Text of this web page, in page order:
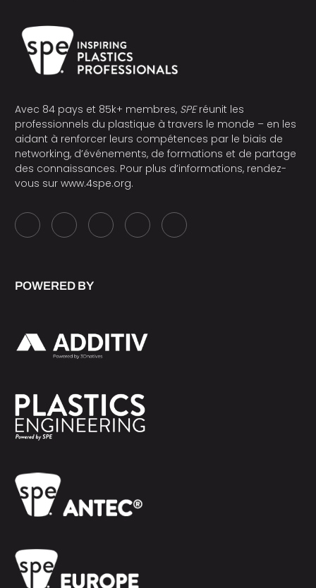
Avec 84 pays et 85k+ membres, SPEréunit les
professionnels du plastique à travers le monde – en les
aidant à renforcer leurs compétences par le biais de
networking, d’événements, de formations et de partage
des connaissances. Pour plus d’informations, rendez-
vous sur www.4spe.org.
POWERED BY